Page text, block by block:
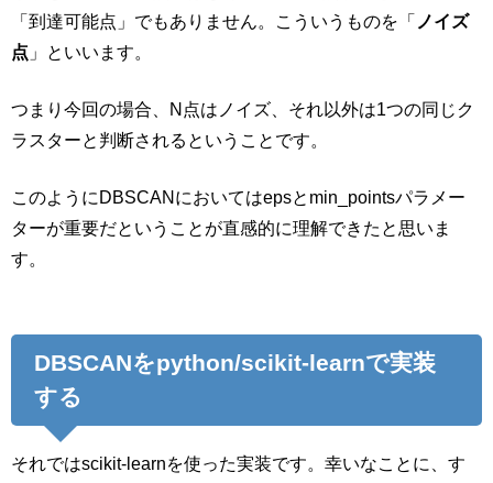
「到達可能点」でもありません。こういうものを「
ノイズ
点 」といいます。
つまり今回の場合、N点はノイズ、それ以外は1つの同じク
ラスターと判断されるということです。
このようにDBSCANにおいてはepsとmin_pointsパラメー
ターが重要だということが直感的に理解できたと思いま
す。
DBSCANをpython/scikit-learnで実装
する
それではscikit-learnを使った実装です。幸いなことに、す